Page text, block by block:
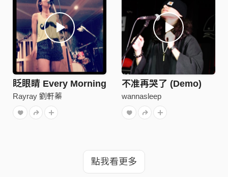
眨眼睛 Every Morning
Rayray 劉軒蓁
不准再哭了 (Demo)
wannasleep
點我看更多